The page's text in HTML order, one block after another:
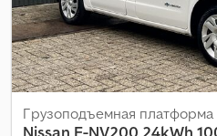
Грузоподъемная платформа